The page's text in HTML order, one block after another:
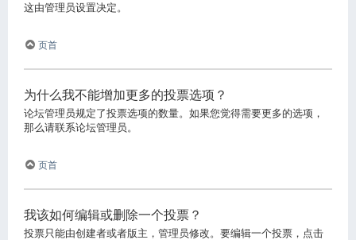
这由管理员设置决定。
页首
为什么我不能增加更多的投票选项？
论坛管理员规定了投票选项的数量。如果您觉得需要更多的选项，
那么请联系论坛管理员。
页首
我该如何编辑或删除一个投票？
投票只能由创建者或者版主，管理员修改。要编辑一个投票，点击